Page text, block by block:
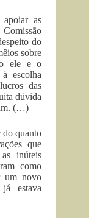
as
do
sobre
ele e o
escolha
das
dúvida
(…)
do quanto
que
inúteis
como
um novo
estava